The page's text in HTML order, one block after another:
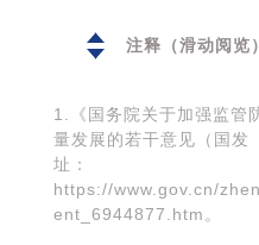
注释（滑动阅览）
1.《国务院关于加强监管
量发展的若干意见（国发
址：
https://www.gov.cn/
ent_6944877.htm。